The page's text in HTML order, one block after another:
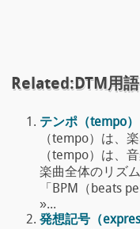
Related:DTM用語
テンポ（tempo）
（tempo）は、
（tempo）は、
楽曲全体のリズ
「BPM（beats
»...
発想記号（